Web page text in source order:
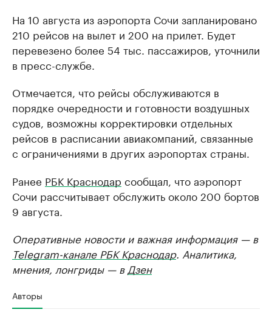
На 10 августа из аэропорта Сочи запланировано
210 рейсов на вылет и 200 на прилет. Будет
перевезено более 54 тыс. пассажиров, уточнили
в пресс-службе.
Отмечается, что рейсы обслуживаются в
порядке очередности и готовности воздушных
судов, возможны корректировки отдельных
рейсов в расписании авиакомпаний, связанные
с ограничениями в других аэропортах страны.
Ранее РБК Краснодар сообщал, что аэропорт
Сочи рассчитывает обслужить около 200 бортов
9 августа.
Оперативные новости и важная информация — в
Telegram-канале РБК Краснодар. Аналитика,
мнения, лонгриды — в Дзен
Авторы